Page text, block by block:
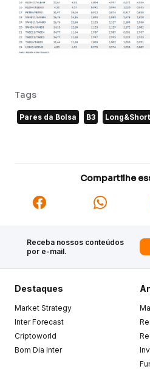
Tags
Pares da Bolsa B3 Long&Short
Compartilhe
Receba nossos conteúdos
por e-mail.
Destaques
Market Strategy
Inter Forecast
Criptoworld
Bom Dia Inter